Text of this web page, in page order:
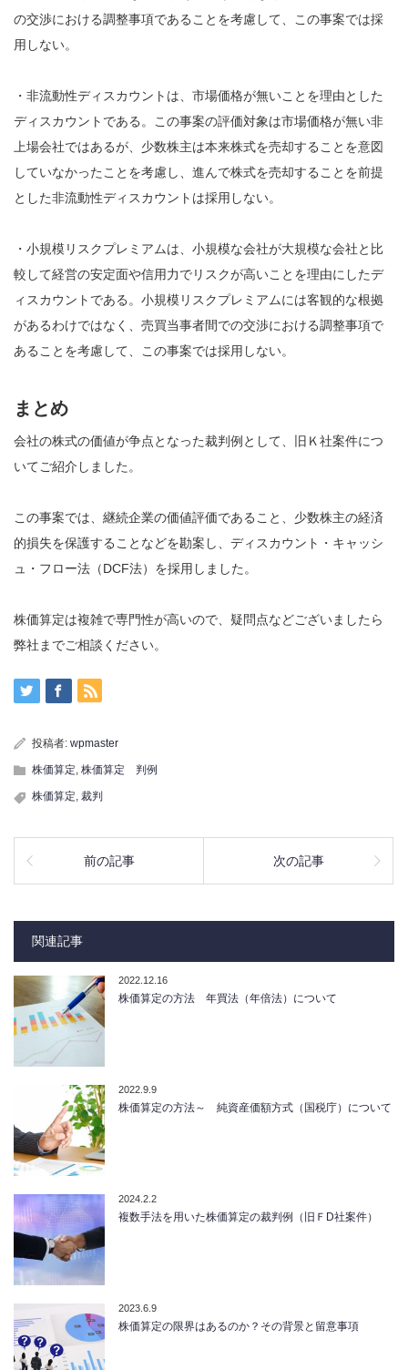
の交渉における調整事項であることを考慮して、この事案では採
用しない。
・非流動性ディスカウントは、市場価格が無いことを理由とした
ディスカウントである。この事案の評価対象は市場価格が無い非
上場会社ではあるが、少数株主は本来株式を売却することを意図
していなかったことを考慮し、進んで株式を売却することを前提
とした非流動性ディスカウントは採用しない。
・小規模リスクプレミアムは、小規模な会社が大規模な会社と比
較して経営の安定面や信用力でリスクが高いことを理由にしたデ
ィスカウントである。小規模リスクプレミアムには客観的な根拠
があるわけではなく、売買当事者間での交渉における調整事項で
あることを考慮して、この事案では採用しない。
まとめ
会社の株式の価値が争点となった裁判例として、旧Ｋ社案件につ
いてご紹介しました。
この事案では、継続企業の価値評価であること、少数株主の経済
的損失を保護することなどを勘案し、ディスカウント・キャッシ
ュ・フロー法（DCF法）を採用しました。
株価算定は複雑で専門性が高いので、疑問点などございましたら
弊社までご相談ください。
投稿者: wpmaster
株価算定, 株価算定 判例
株価算定, 裁判
前の記事 次の記事
関連記事
2022.12.16
株価算定の方法 年買法（年倍法）について
2022.9.9
株価算定の方法～ 純資産価額方式（国税庁）について
2024.2.2
複数手法を用いた株価算定の裁判例（旧ＦD社案件）
2023.6.9
株価算定の限界はあるのか？その背景と留意事項